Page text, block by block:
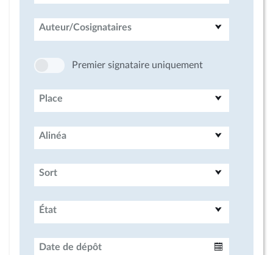
Auteur/Cosignataires
Premier signataire uniquement
Place
Alinéa
Sort
État
Date de dépôt